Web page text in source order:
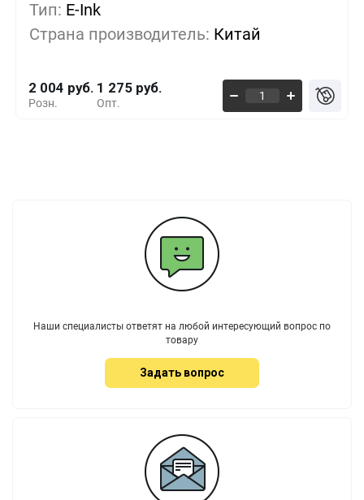
Тип: E-Ink
Страна производитель: Китай
Розн.
2 004 руб.
Опт.
1 275 руб.
5+
10+ -18%
Наши специалисты ответят на любой интересующий вопрос по
товару
Задать вопрос